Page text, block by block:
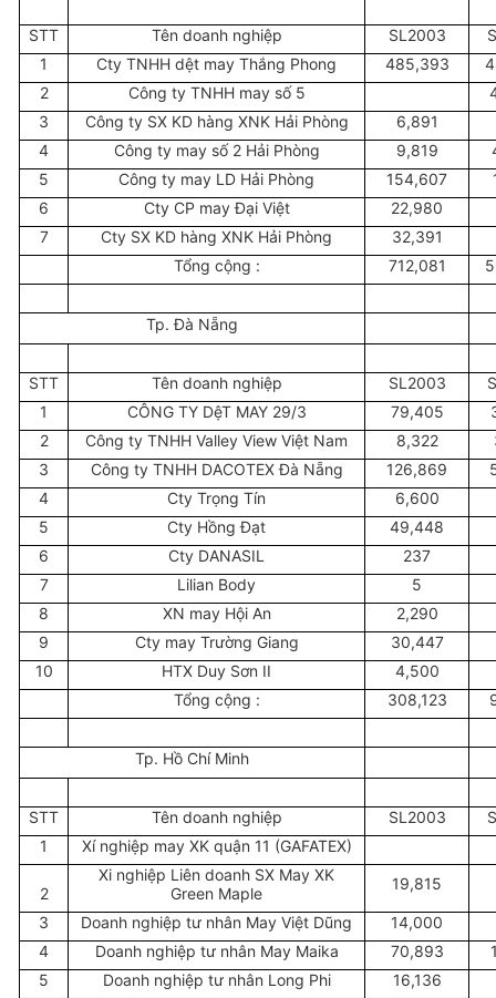
STT Tên doanh nghiệp SL2003
1
Cty TNHH dệt may Thắng Phong 485,393
2
Công ty TNHH may số 5
3
Công ty SX KD hàng XNK Hải Phòng
6,891
4
Công ty may số 2 Hải Phòng 9,819
5
Công ty may LD Hải Phòng 154,607
6
Cty CP may Đại Việt
22,980
7
Cty SX KD hàng XNK Hải Phòng
32,391
Tổng cộng :
712,081
Tp. Đà Nẵng
STT Tên doanh nghiệp SL2003
1
CÔNG TY DệT MAY 29/3 79,405
2
Công ty TNHH Valley View Việt Nam 8,322
3
Công ty TNHH DACOTEX Đà Nẵng 126,869
4
Cty Trọng Tín
6,600
5
Cty Hồng Đạt
49,448
6
Cty DANASIL
237
7
Lilian Body
5
8
XN may Hội An
2,290
9
Cty may Trường Giang
30,447
10
HTX Duy Sơn II
4,500
Tổng cộng :
308,123
Tp. Hồ Chí Minh
STT Tên doanh nghiệp SL2003
1
Xí nghiệp may XK quận 11 (GAFATEX)
2
Xi nghiệp Liên doanh SX May XK
Green Maple
19,815
3 Doanh nghiệp tư nhân May Việt Dũng
14,000
4
Doanh nghiệp tư nhân May Maika 70,893
5
Doanh nghiệp tư nhân Long Phi 16,136